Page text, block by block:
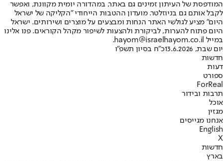
המודפסת של העיתון זמינים גם באתר, במהדורה יומית מקוונת, ואפשר
לקבל אותם גם בניוזלטר. מועדון ההטבות הייחודי "הקליקה של ישראל
היום" מציע לגולשי האתר הנחות ומבצעים על מוצרים ושירותים. ישראל
היום פתוח להערות, לביקורת ולהצעות לשיפור מקהל הקוראים. פנו אלינו
במייל hayom@israelhayom.co.il.
יום שבת, 13.6.2026
כ"ח בסיון תשפ"ו
חדשות
דעות
ספורט
ForReal
תרבות ובידור
אוכל
מגזין
אנחנו מגייסים
English
X
חדשות
בארץ